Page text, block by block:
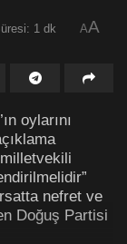
1 dk AA
oylarını
milletvekili
nefret ve
Doğuş Partisi